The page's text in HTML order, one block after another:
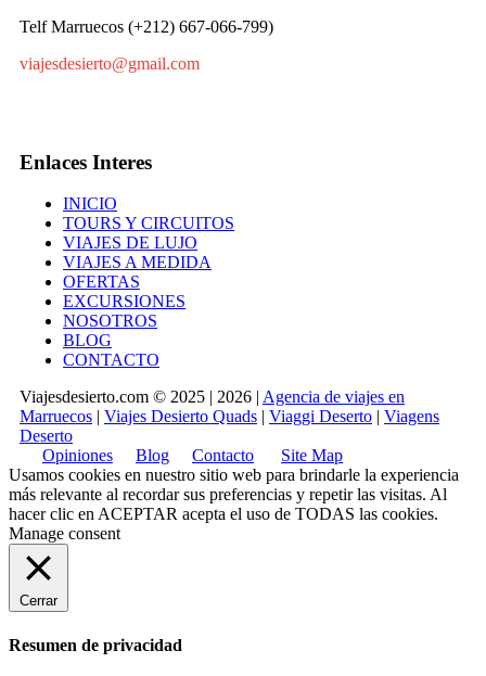
Telf Marruecos (+212) 667-066-799)
viajesdesierto@gmail.com
Enlaces Interes
INICIO
TOURS Y CIRCUITOS
VIAJES DE LUJO
VIAJES A MEDIDA
OFERTAS
EXCURSIONES
NOSOTROS
BLOG
CONTACTO
Viajesdesierto.com © 2025 | 2026 | Agencia de viajes en
Marruecos | Viajes Desierto Quads | Viaggi Deserto | Viagens
Deserto
Opiniones
Blog Contacto
Site Map
Usamos cookies en nuestro sitio web para brindarle la experiencia
más relevante al recordar sus preferencias y repetir las visitas. Al
hacer clic en ACEPTAR acepta el uso de TODAS las cookies.
Manage consent
Cerrar
Resumen de privacidad